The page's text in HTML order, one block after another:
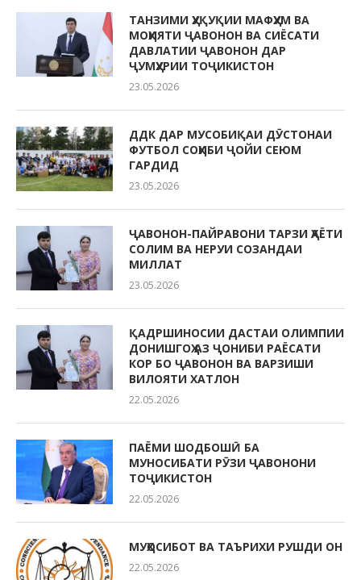
ТАНЗИМИ ҲУҚУҚИИ МАФҲУМ ВА
МОҲИЯТИ ҶАВОНОН ВА СИЁСАТИ
ДАВЛАТИИ ҶАВОНОН ДАР
ҶУМҲУРИИ ТОҶИКИСТОН
23.05.2026
ДДК ДАР МУСОБИҚАИ ДӮСТОНАИ
ФУТБОЛ СОҲИБИ ҶОЙИ СЕЮМ
ГАРДИД
23.05.2026
ҶАВОНОН-ПАЙРАВОНИ ТАРЗИ ҲАЁТИ
СОЛИМ ВА НЕРУИ СОЗАНДАИ
МИЛЛАТ
23.05.2026
ҚАДРШИНОСИИ ДАСТАИ ОЛИМПИИ
ДОНИШГОҲ АЗ ҶОНИБИ РАЁСАТИ
КОР БО ҶАВОНОН ВА ВАРЗИШИ
ВИЛОЯТИ ХАТЛОН
22.05.2026
ПАЁМИ ШОДБОШӢ БА
МУНОСИБАТИ РӮЗИ ҶАВОНОНИ
ТОҶИКИСТОН
22.05.2026
МУҲОСИБОТ ВА ТАЪРИХИ РУШДИ ОН
22.05.2026